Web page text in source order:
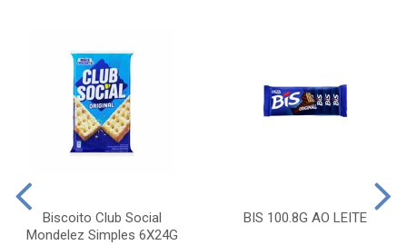
Biscoito Club Social
Mondelez Simples 6X24G
BIS 100.8G AO LEITE